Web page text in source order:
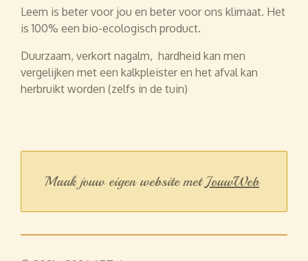
Leem is beter voor jou en beter voor ons klimaat. Het
is 100% een bio-ecologisch product.
Duurzaam, verkort nagalm, hardheid kan men
vergelijken met een kalkpleister en het afval kan
herbruikt worden (zelfs in de tuin)
Maak jouw eigen website met JouwWeb